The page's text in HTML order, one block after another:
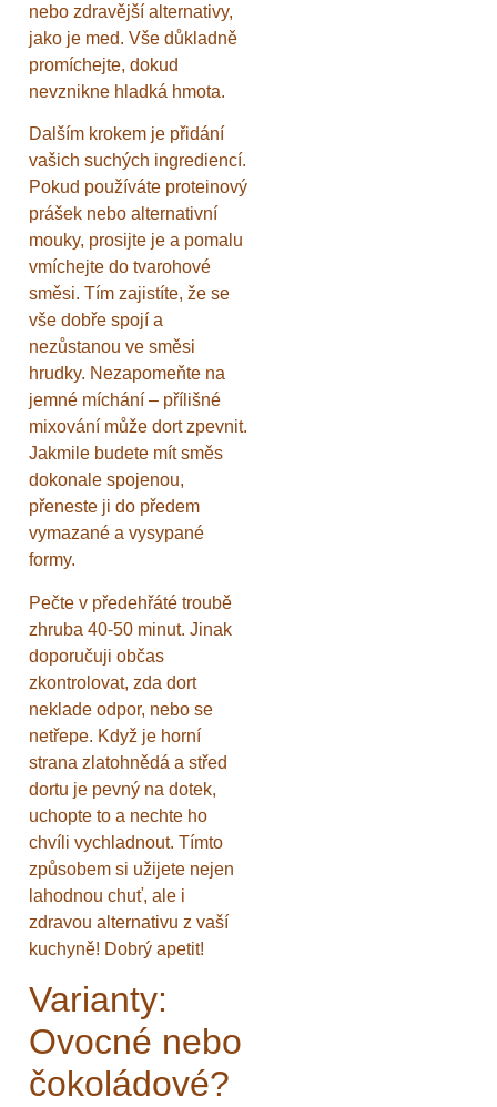
nebo zdravější alternativy,
jako je med. Vše důkladně
promíchejte, dokud
nevznikne hladká hmota.
Dalším krokem je přidání
vašich suchých ingrediencí.
Pokud používáte proteinový
prášek nebo alternativní
mouky, prosijte je a pomalu
vmíchejte do tvarohové
směsi. Tím zajistíte, že se
vše dobře spojí a
nezůstanou ve směsi
hrudky. Nezapomeňte na
jemné míchání – přílišné
mixování může dort zpevnit.
Jakmile budete mít směs
dokonale spojenou,
přeneste ji do předem
vymazané a vysypané
formy.
Pečte v předehřáté troubě
zhruba 40-50 minut. Jinak
doporučuji občas
zkontrolovat, zda dort
neklade odpor, nebo se
netřepe. Když je horní
strana zlatohnědá a střed
dortu je pevný na dotek,
uchopte to a nechte ho
chvíli vychladnout. Tímto
způsobem si užijete nejen
lahodnou chuť, ale i
zdravou alternativu z vaší
kuchyně! Dobrý apetit!
Varianty:
Ovocné nebo
čokoládové?